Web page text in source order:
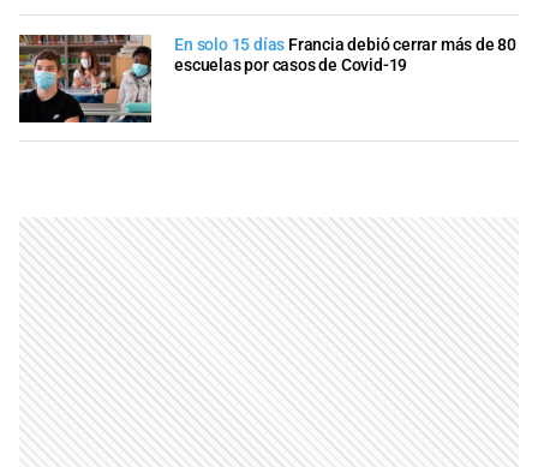
En solo 15 días Francia debió cerrar más de 80
escuelas por casos de Covid-19